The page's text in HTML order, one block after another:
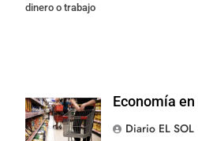
dinero o trabajo
Economía
Diario EL SOL